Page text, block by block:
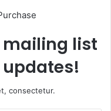
mailing list
consectetur.